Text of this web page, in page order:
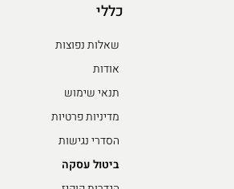
כללי
שאלות נפוצות
אודות
תנאי שימוש
מדיניות פרטיות
הסדרי נגישות
ביטול עסקה